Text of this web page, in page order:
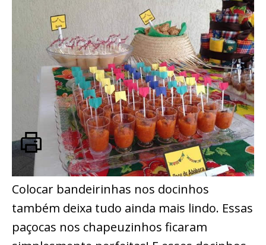
Colocar bandeirinhas nos docinhos
também deixa tudo ainda mais lindo. Essas
paçocas nos chapeuzinhos ficaram